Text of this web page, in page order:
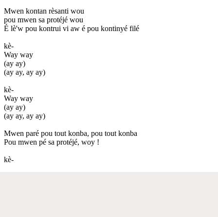
Mwen kontan rèsanti wou
pou mwen sa protéjé wou
É lè'w pou kontrui vi aw é pou kontinyé filé
kè-
Way way
(ay ay)
(ay ay, ay ay)
kè-
Way way
(ay ay)
(ay ay, ay ay)
Mwen paré pou tout konba, pou tout konba
Pou mwen pé sa protéjé, woy !
kè-